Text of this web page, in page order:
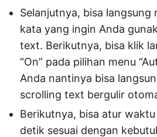
Selanjutnya, bisa langsung
kata yang ingin Anda
text. Berikutnya, bisa klik
“On” pada pilihan menu
Anda nantinya bisa
scrolling text bergulir
Berikutnya, bisa atur
detik sesuai dengan